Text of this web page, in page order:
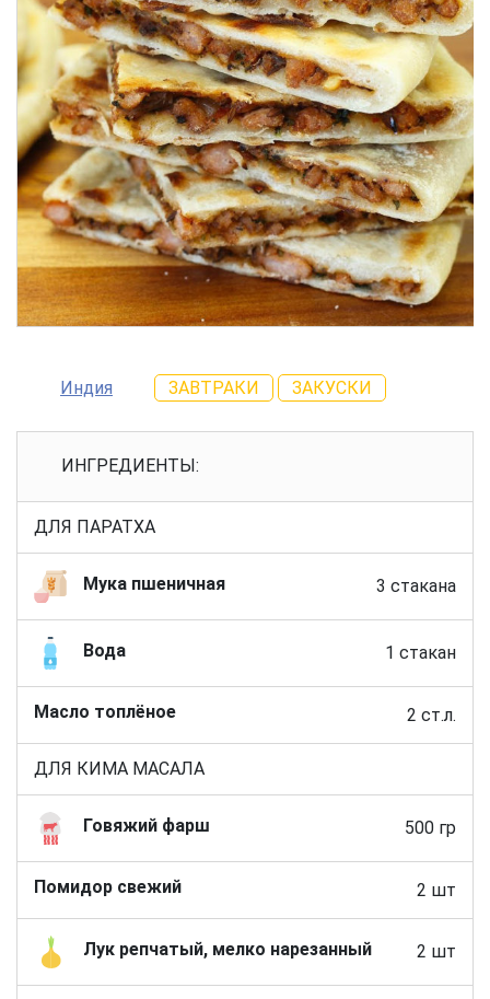
Индия ЗАВТРАКИ ЗАКУСКИ
ИНГРЕДИЕНТЫ:
ДЛЯ ПАРАТХА
Мука пшеничная 3 стакана
Вода 1 стакан
Масло топлёное 2 ст.л.
ДЛЯ КИМА МАСАЛА
Говяжий фарш 500 гр
Помидор свежий 2 шт
Лук репчатый, мелко нарезанный 2 шт